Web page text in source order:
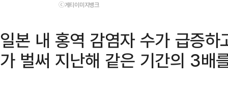
ⓒ게티이미지뱅크
일본 내 홍역 감염자 수가 급증
가 벌써 지난해 같은 기간의 3배